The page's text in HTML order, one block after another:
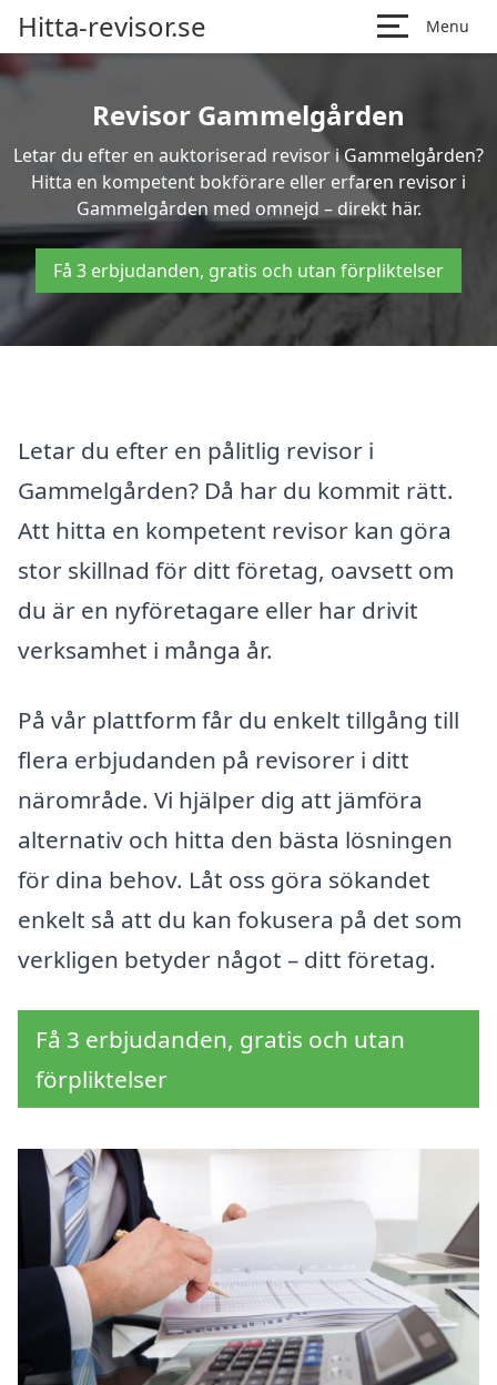
Hitta-revisor.se Menu
Revisor Gammelgården
Letar du efter en auktoriserad revisor i Gammelgården?
Hitta en kompetent bokförare eller erfaren revisor i
Gammelgården med omnejd – direkt här.
Få 3 erbjudanden, gratis och utan förpliktelser
Letar du efter en pålitlig revisor i
Gammelgården? Då har du kommit rätt.
Att hitta en kompetent revisor kan göra
stor skillnad för ditt företag, oavsett om
du är en nyföretagare eller har drivit
verksamhet i många år.
På vår plattform får du enkelt tillgång till
flera erbjudanden på revisorer i ditt
närområde. Vi hjälper dig att jämföra
alternativ och hitta den bästa lösningen
för dina behov. Låt oss göra sökandet
enkelt så att du kan fokusera på det som
verkligen betyder något – ditt företag.
Få 3 erbjudanden, gratis och utan
förpliktelser